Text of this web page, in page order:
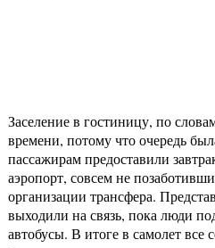
Заселение в гостиницу, по
времени, потому что очередь
пассажирам предоставили
аэропорт, совсем не
организации трансфера.
выходили на связь, пока люди
автобусы. В итоге в самолет